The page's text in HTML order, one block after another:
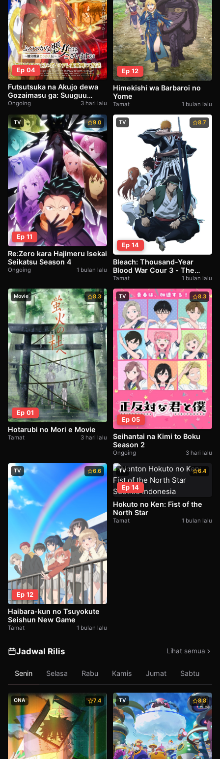
Ep 04
Futsutsuka na Akujo dewa
Gozaimasu ga: Suuguu
Chouso Torikae Den
Ongoing 3 hari lalu
Ep 12
Himekishi wa Barbaroi no
Yome
Tamat 1 bulan lalu
TV 9.0
Ep 11
Re:Zero kara Hajimeru Isekai
Seikatsu Season 4
Ongoing 1 bulan lalu
TV 8.7
Ep 14
Bleach: Thousand-Year
Blood War Cour 3 - The
Conflict
Tamat 1 bulan lalu
Movie 8.3
Ep 01
Hotarubi no Mori e Movie
Tamat 3 hari lalu
TV 8.3
Ep 05
Seihantai na Kimi to Boku
Season 2
Ongoing 3 hari lalu
TV 6.6
Ep 12
Haibara-kun no Tsuyokute
Seishun New Game
Tamat 1 bulan lalu
TV 6.4
Ep 14
Hokuto no Ken: Fist of the
North Star
Tamat 1 bulan lalu
Jadwal Rilis Lihat semua
Senin Selasa Rabu Kamis Jumat Sabtu
ONA 7.4 TV 8.8